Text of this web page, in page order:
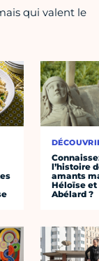
qui valent le
l’histoire
amants
Héloïse et
Abélard ?